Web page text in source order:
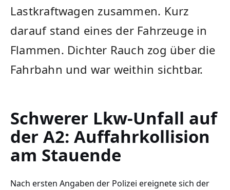
Lastkraftwagen zusammen. Kurz
darauf stand eines der Fahrzeuge in
Flammen. Dichter Rauch zog über die
Fahrbahn und war weithin sichtbar.
Schwerer Lkw-Unfall auf
der A2: Auffahrkollision
am Stauende
Nach ersten Angaben der Polizei ereignete sich der